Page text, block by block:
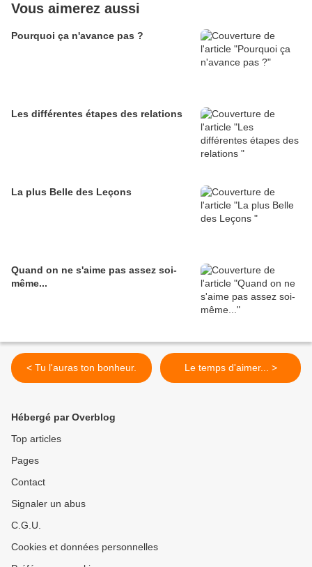
Vous aimerez aussi
Pourquoi ça n'avance pas ?
Les différentes étapes des relations
La plus Belle des Leçons
Quand on ne s'aime pas assez soi-
même...
< Tu l'auras ton bonheur. Le temps d'aimer... >
Hébergé par Overblog
Top articles
Pages
Contact
Signaler un abus
C.G.U.
Cookies et données personnelles